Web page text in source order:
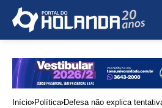
Início Política Defesa não explica